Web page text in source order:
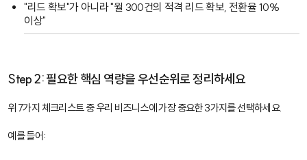
"리드 확보"가 아니라 "월 300건의 적격 리드 확보, 전환율 10%
이상"
Step 2: 필요한 핵심 역량을 우선순위로 정리하세요
위 7가지 체크리스트 중 우리 비즈니스에 가장 중요한 3가지를 선택하세요.
예를 들어: